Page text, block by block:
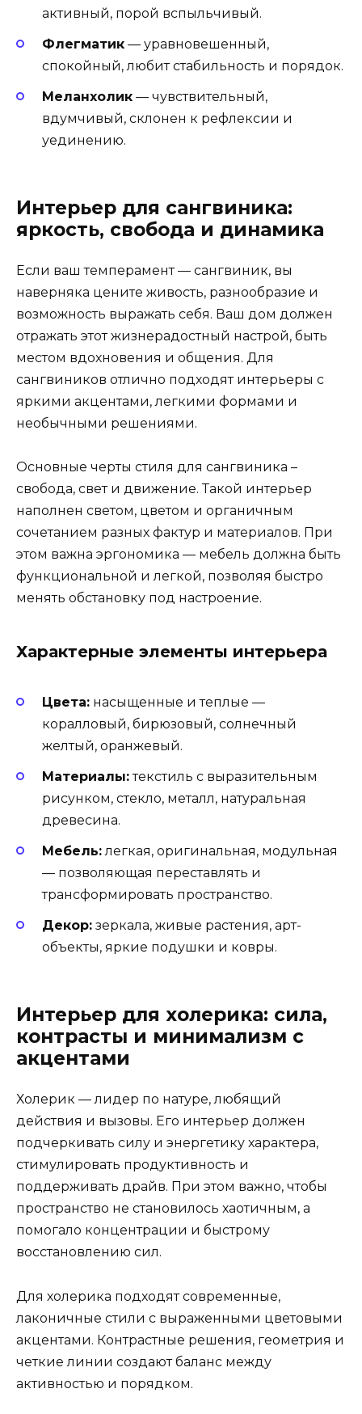
активный, порой вспыльчивый.
Флегматик — уравновешенный,
спокойный, любит стабильность и порядок.
Меланхолик — чувствительный,
вдумчивый, склонен к рефлексии и
уединению.
Интерьер для сангвиника:
яркость, свобода и динамика
Если ваш темперамент — сангвиник, вы
наверняка цените живость, разнообразие и
возможность выражать себя. Ваш дом должен
отражать этот жизнерадостный настрой, быть
местом вдохновения и общения. Для
сангвиников отлично подходят интерьеры с
яркими акцентами, легкими формами и
необычными решениями.
Основные черты стиля для сангвиника –
свобода, свет и движение. Такой интерьер
наполнен светом, цветом и органичным
сочетанием разных фактур и материалов. При
этом важна эргономика — мебель должна быть
функциональной и легкой, позволяя быстро
менять обстановку под настроение.
Характерные элементы интерьера
Цвета: насыщенные и теплые —
коралловый, бирюзовый, солнечный
желтый, оранжевый.
Материалы:текстиль с выразительным
рисунком, стекло, металл, натуральная
древесина.
Мебель:легкая, оригинальная, модульная
— позволяющая переставлять и
трансформировать пространство.
Декор: зеркала, живые растения, арт-
объекты, яркие подушки и ковры.
Интерьер для холерика: сила,
контрасты и минимализм с
акцентами
Холерик — лидер по натуре, любящий
действия и вызовы. Его интерьер должен
подчеркивать силу и энергетику характера,
стимулировать продуктивность и
поддерживать драйв. При этом важно, чтобы
пространство не становилось хаотичным, а
помогало концентрации и быстрому
восстановлению сил.
Для холерика подходят современные,
лаконичные стили с выраженными цветовыми
акцентами. Контрастные решения, геометрия и
четкие линии создают баланс между
активностью и порядком.